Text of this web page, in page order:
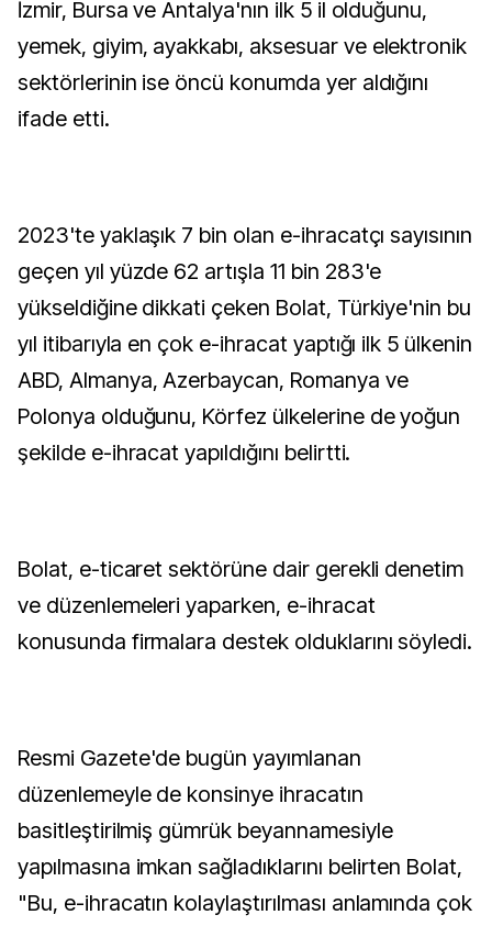
İzmir, Bursa ve Antalya'nın ilk 5 il olduğunu,
yemek, giyim, ayakkabı, aksesuar ve elektronik
sektörlerinin ise öncü konumda yer aldığını
ifade etti.
2023'te yaklaşık 7 bin olan e-ihracatçı sayısının
geçen yıl yüzde 62 artışla 11 bin 283'e
yükseldiğine dikkati çeken Bolat, Türkiye'nin bu
yıl itibarıyla en çok e-ihracat yaptığı ilk 5 ülkenin
ABD, Almanya, Azerbaycan, Romanya ve
Polonya olduğunu, Körfez ülkelerine de yoğun
şekilde e-ihracat yapıldığını belirtti.
Bolat, e-ticaret sektörüne dair gerekli denetim
ve düzenlemeleri yaparken, e-ihracat
konusunda firmalara destek olduklarını söyledi.
Resmi Gazete'de bugün yayımlanan
düzenlemeyle de konsinye ihracatın
basitleştirilmiş gümrük beyannamesiyle
yapılmasına imkan sağladıklarını belirten Bolat,
"Bu, e-ihracatın kolaylaştırılması anlamında çok